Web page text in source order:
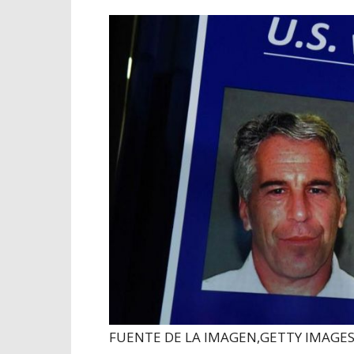
FUENTE DE LA IMAGEN,GETTY IMAGES